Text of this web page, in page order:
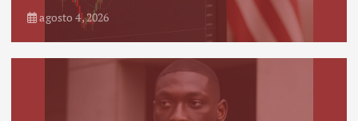
agosto 4, 2026